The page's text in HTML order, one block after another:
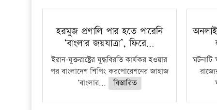
হরমুজ প্রণালি পার হতে পারেনি
‘বাংলার জয়যাত্রা’, ফিরে…
ইরান-যুক্তরাষ্ট্রের যুদ্ধবিরতি কার্যকর হওয়ার
পর বাংলাদেশ শিপিং করপোরেশনের জাহাজ
‘বাংলার...
বিস্তারিত
ঘটনাটি